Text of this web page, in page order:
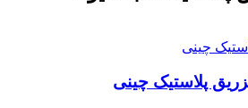
پلاستیک چینی